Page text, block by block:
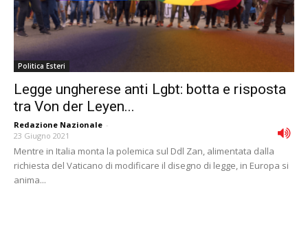
Politica Esteri
Legge ungherese anti Lgbt: botta e risposta
tra Von der Leyen...
Redazione Nazionale -
23 Giugno 2021
Mentre in Italia monta la polemica sul Ddl Zan, alimentata dalla
richiesta del Vaticano di modificare il disegno di legge, in Europa si
anima...